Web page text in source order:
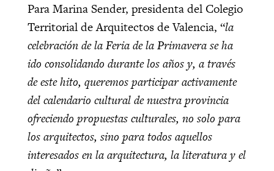
Para Marina Sender, presidenta del Colegio
Territorial de Arquitectos de Valencia, “la
celebración de la Feria de la Primavera se ha
ido consolidando durante los años y, a través
de este hito, queremos participar activamente
del calendario cultural de nuestra provincia
ofreciendo propuestas culturales, no solo para
los arquitectos, sino para todos aquellos
interesados en la arquitectura, la literatura y el